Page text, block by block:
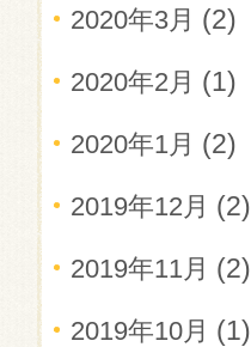
2020年3月 (2)
2020年2月 (1)
2020年1月 (2)
2019年12月 (2)
2019年11月 (2)
2019年10月 (1)